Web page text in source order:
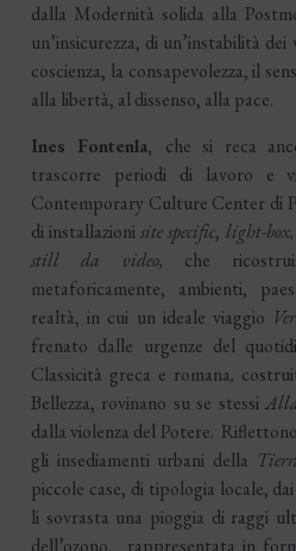
dalla Modernità solida alla
un’insicurezza, di un’instabilità
coscienza, la consapevolezza, il
alla libertà, al dissenso, alla pace.
Ines Fontenla, che si reca
trascorre periodi di lavoro e
Contemporary Culture Center di
di installazionisite specific, light-box,
still da video, che
metaforicamente, ambienti,
realtà, in cui un ideale viaggio
frenato dalle urgenze del
Classicità greca e romana,
Bellezza, rovinano su se stessi
dalla violenza del Potere.
gli insediamenti urbani della
piccole case, di tipologia locale,
li sovrasta una pioggia di raggi
dell’ozono, rappresentata in